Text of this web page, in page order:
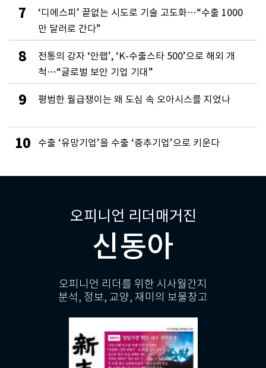
7
‘디에스피’ 끝없는 시도로 기술 고도화…“수출 1000
만 달러로 간다”
8
전통의 강자 ‘안랩’, ‘K-수출스타 500’으로 해외 개
척…“글로벌 보안 기업 기대”
9 평범한 월급쟁이는 왜 도심 속 오아시스를 지었나
10 수출 ‘유망기업’을 수출 ‘중추기업’으로 키운다
오피니언 리더매거진
신동아
오피니언 리더를 위한 시사월간지
분석, 정보, 교양, 재미의 보물창고